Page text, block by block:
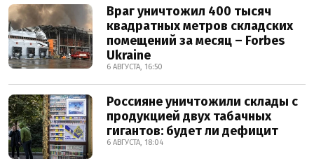
Враг уничтожил 400 тысяч
квадратных метров складских
помещений за месяц – Forbes
Ukraine
6 АВГУСТА, 16:50
Россияне уничтожили склады с
продукцией двух табачных
гигантов: будет ли дефицит
6 АВГУСТА, 18:04